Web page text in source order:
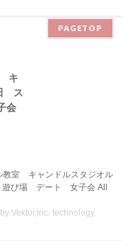
PAGETOP
キ
ス
会
教室 キャンドルスタジオル
び場 デート 女子会All
byVektor,Inc. technology.